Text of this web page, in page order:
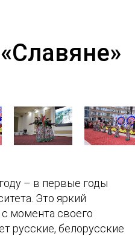
– в первые годы
Это яркий
момента своего
русские, белорусские